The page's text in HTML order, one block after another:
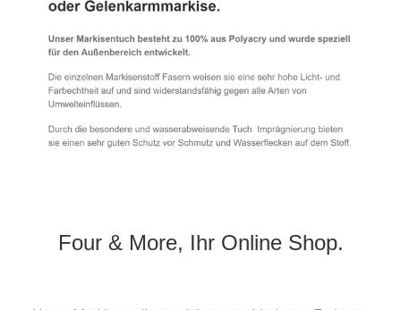
Four & More, Ihr Online Shop.